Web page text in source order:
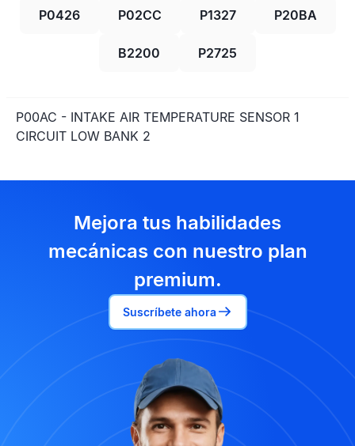
P0426 P02CC P1327 P20BA
B2200 P2725
P00AC - INTAKE AIR TEMPERATURE SENSOR 1
CIRCUIT LOW BANK 2
Mejora tus habilidades
mecánicas con nuestro plan
premium.
Suscríbete ahora